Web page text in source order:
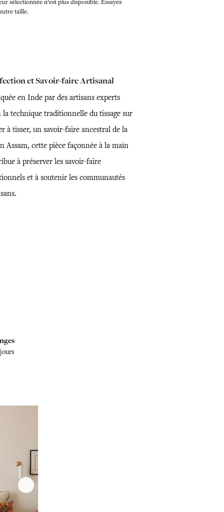
sélectionnée n’est plus disponible. Essayez
taille.
et Savoir-faire Artisanal
en Inde par des artisans experts
la technique traditionnelle du tissage sur
à tisser, un savoir-faire ancestral de la
Assam, cette pièce façonnée à la main
à préserver les savoir-faire
et à soutenir les communautés